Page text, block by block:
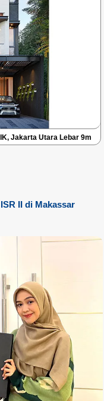
Jakarta Utara Lebar 9m
II di Makassar